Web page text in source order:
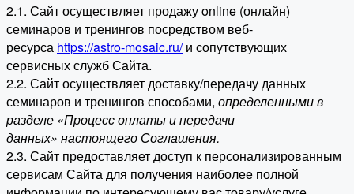
2.1. Сайт осуществляет продажу online (онлайн)
семинаров и тренингов посредством веб-
ресурса https://astro-mosaic.ru/и сопутствующих
сервисных служб Сайта.
2.2. Сайт осуществляет доставку/передачу данных
семинаров и тренингов способами, определенными в
разделе «Процесс оплаты и передачи
данных» настоящего Соглашения.
2.3. Сайт предоставляет доступ к персонализированным
сервисам Сайта для получения наиболее полной